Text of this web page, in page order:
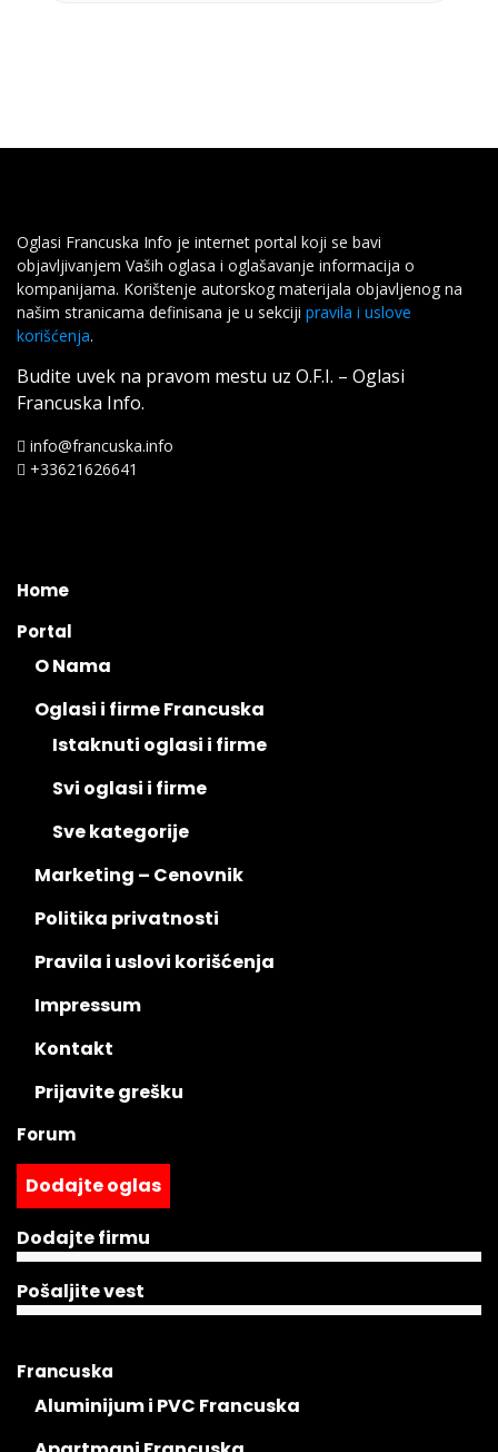
Oglasi Francuska Info je internet portal koji se bavi
objavljivanjem Vaših oglasa i oglašavanje informacija o
kompanijama. Korištenje autorskog materijala objavljenog na
našim stranicama definisana je u sekciji pravila i uslove
korišćenja.
Budite uvek na pravom mestu uz O.F.I. – Oglasi
Francuska Info.
info@francuska.info
+33621626641
Home
Portal
O Nama
Oglasi i firme Francuska
Istaknuti oglasi i firme
Svi oglasi i firme
Sve kategorije
Marketing – Cenovnik
Politika privatnosti
Pravila i uslovi korišćenja
Impressum
Kontakt
Prijavite grešku
Forum
Dodajte oglas
Dodajte firmu
Pošaljite vest
Francuska
Aluminijum i PVC Francuska